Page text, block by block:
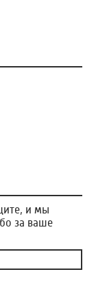
и мы
за ваше